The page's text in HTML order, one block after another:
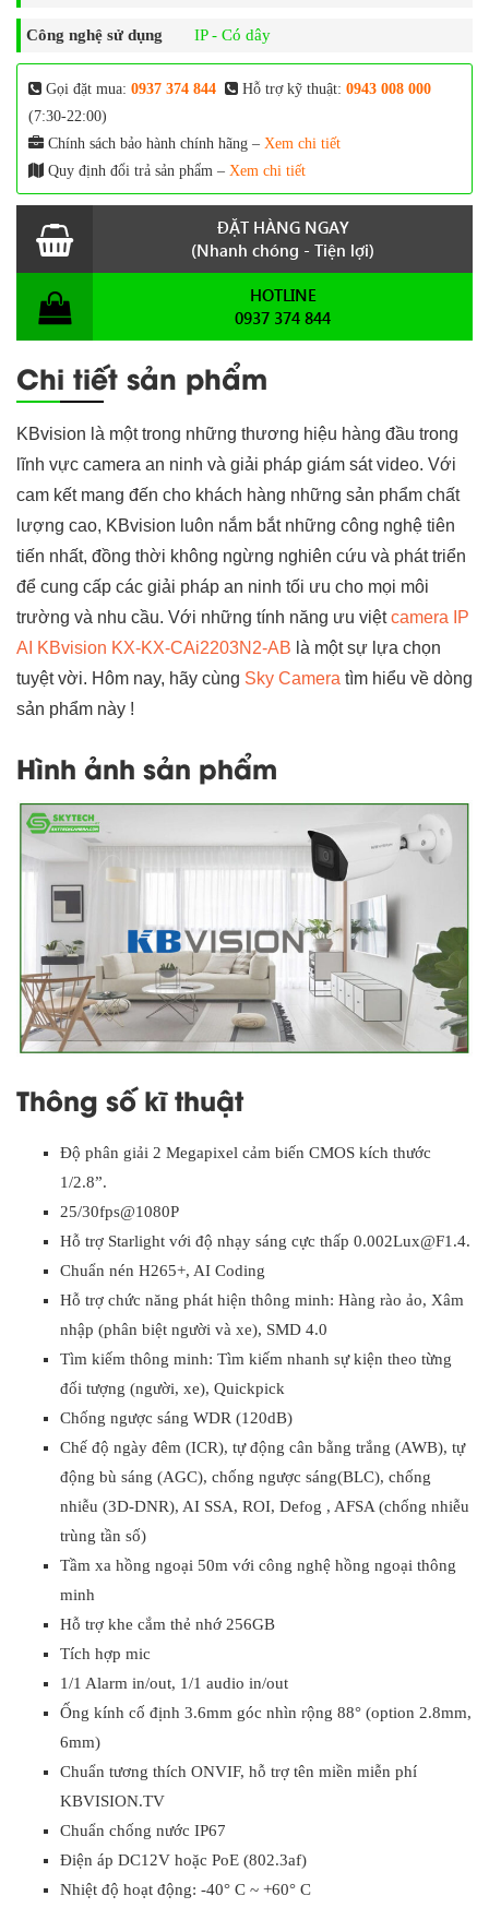
Công nghệ sử dụng IP - Có dây
Gọi đặt mua: 0937 374 844 Hỗ trợ kỹ thuật: 0943 008 000
(7:30-22:00)
Chính sách bảo hành chính hãng – Xem chi tiết
Quy định đổi trả sản phẩm – Xem chi tiết
ĐẶT HÀNG NGAY
(Nhanh chóng - Tiện lợi)
HOTLINE
0937 374 844
Chi tiết sản phẩm
KBvision là một trong những thương hiệu hàng đầu trong
lĩnh vực camera an ninh và giải pháp giám sát video. Với
cam kết mang đến cho khách hàng những sản phẩm chất
lượng cao, KBvision luôn nắm bắt những công nghệ tiên
tiến nhất, đồng thời không ngừng nghiên cứu và phát triển
để cung cấp các giải pháp an ninh tối ưu cho mọi môi
trường và nhu cầu. Với những tính năng ưu việtcamera IP
AI KBvision KX-KX-CAi2203N2-AB là một sự lựa chọn
tuyệt vời. Hôm nay, hãy cùng Sky Camera tìm hiểu về dòng
sản phẩm này !
Hình ảnh sản phẩm
Thông số kĩ thuật
Độ phân giải 2 Megapixel cảm biến CMOS kích thước
1/2.8”.
25/30fps@1080P
Hỗ trợ Starlight với độ nhạy sáng cực thấp 0.002Lux@F1.4.
Chuẩn nén H265+, AI Coding
Hỗ trợ chức năng phát hiện thông minh: Hàng rào ảo, Xâm
nhập (phân biệt người và xe), SMD 4.0
Tìm kiếm thông minh: Tìm kiếm nhanh sự kiện theo từng
đối tượng (người, xe), Quickpick
Chống ngược sáng WDR (120dB)
Chế độ ngày đêm (ICR), tự động cân bằng trắng (AWB), tự
động bù sáng (AGC), chống ngược sáng(BLC), chống
nhiễu (3D-DNR), AI SSA, ROI, Defog , AFSA (chống nhiễu
trùng tần số)
Tầm xa hồng ngoại 50m với công nghệ hồng ngoại thông
minh
Hỗ trợ khe cắm thẻ nhớ 256GB
Tích hợp mic
1/1 Alarm in/out, 1/1 audio in/out
Ống kính cố định 3.6mm góc nhìn rộng 88° (option 2.8mm,
6mm)
Chuẩn tương thích ONVIF, hỗ trợ tên miền miễn phí
KBVISION.TV
Chuẩn chống nước IP67
Điện áp DC12V hoặc PoE (802.3af)
Nhiệt độ hoạt động: -40° C ~ +60° C